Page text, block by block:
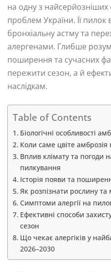
на одну з найсерйозніших
проблем України. Її пилок
бронхіальну астму та
алергенами. Глибше
поширення та сучасних
пережити сезон, а й
наслідкам.
Table of Contents
Біологічні особливості
Коли саме цвіте амброзія
Вплив клімату та погоди
пилкування
Історія появи та
Як розпізнати рослину та
Симптоми алергії на
Ефективні способи
сезон
Що чекає алергіків у
2026–2030